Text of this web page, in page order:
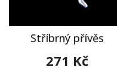
Stříbrný přívěs
271 Kč